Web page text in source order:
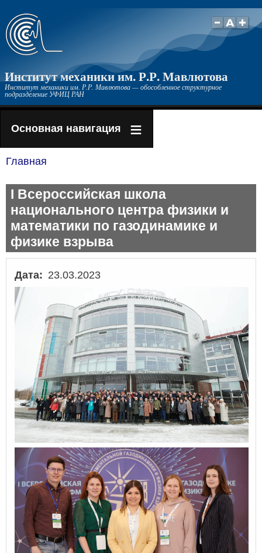
Перейти
основному
Институт механики им. Р.Р. Мавлютова
Институт механики им. Р.Р. Мавлютова — обособленное структурное
подразделение УФИЦ РАН
Основная навигация
навигации
Главная
I Всероссийская школа
национального центра физики и
математики по газодинамике и
физике взрыва
Дата 23.03.2023